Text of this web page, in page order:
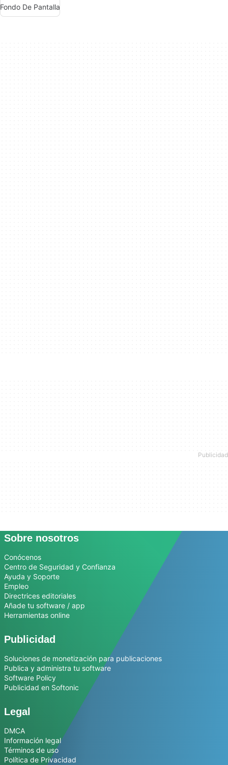
Fondo De Pantalla
Sobre nosotros
Conócenos
Centro de Seguridad y Confianza
Ayuda y Soporte
Empleo
Directrices editoriales
Añade tu software / app
Herramientas online
Publicidad
Soluciones de monetización para publicaciones
Publica y administra tu software
Software Policy
Publicidad en Softonic
Legal
DMCA
Información legal
Términos de uso
Política de Privacidad